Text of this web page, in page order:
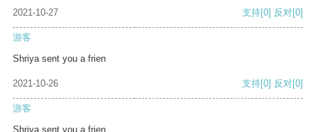
2021-10-27 支持[0] 反对[0]
游客
Shriya sent you a frien
2021-10-26 支持[0] 反对[0]
游客
Shriya sent you a frien